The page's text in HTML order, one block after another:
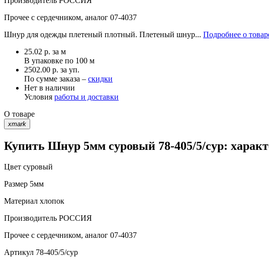
Прочее с сердечником, аналог 07-4037
Шнур для одежды плетеный плотный. Плетеный шнур... Подробнее о
25.02 р. за м
В упаковке по 100 м
2502.00 р. за уп.
По сумме заказа – скидки
Нет в наличии
Условия работы и доставки
О товаре
xmark
Купить Шнур 5мм суровый 78-405/5/сур:
Цвет суровый
Размер 5мм
Материал хлопок
Производитель РОССИЯ
Прочее с сердечником, аналог 07-4037
Артикул 78-405/5/сур